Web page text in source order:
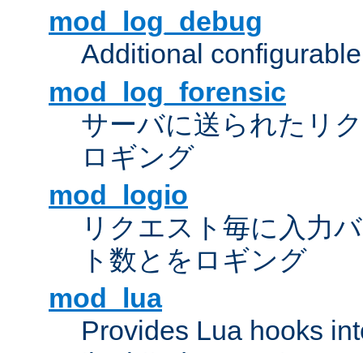
mod_log_debug
Additional
mod_log_forensic
サーバに送られたリ
ロギング
mod_logio
リクエスト毎に入力
ト数とをロギング
mod_lua
Provides Lua hooks